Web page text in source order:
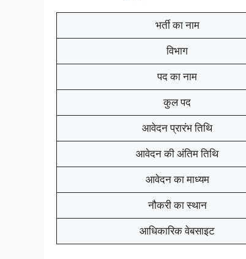
भर्ती का नाम
विभाग
पद का नाम
कुल पद
आवेदन प्रारंभ तिथि
आवेदन की अंतिम तिथि
आवेदन का माध्यम
नौकरी का स्थान
आधिकारिक वेबसाइट